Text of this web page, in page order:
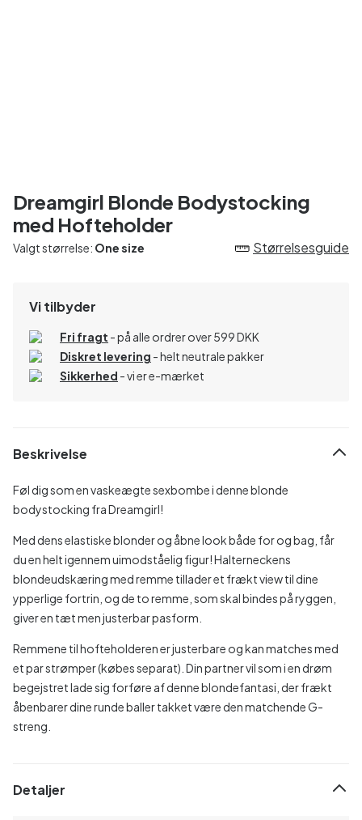
Dreamgirl Blonde Bodystocking
med Hofteholder
Valgt størrelse: One size Størrelsesguide
Vi tilbyder
Fri fragt - på alle ordrer over 599 DKK
Diskret levering - helt neutrale pakker
Sikkerhed - vi er e-mærket
Beskrivelse
Føl dig som en vaskeægte sexbombe i denne blonde
bodystocking fra Dreamgirl!
Med dens elastiske blonder og åbne look både for og bag, får
du en helt igennem uimodståelig figur! Halterneckens
blondeudskæring med remme tillader et frækt view til dine
ypperlige fortrin, og de to remme, som skal bindes på ryggen,
giver en tæt men justerbar pasform.
Remmene til hofteholderen er justerbare og kan matches med
et par strømper (købes separat). Din partner vil som i en drøm
begejstret lade sig forføre af denne blondefantasi, der frækt
åbenbarer dine runde baller takket være den matchende G-
streng.
Detaljer